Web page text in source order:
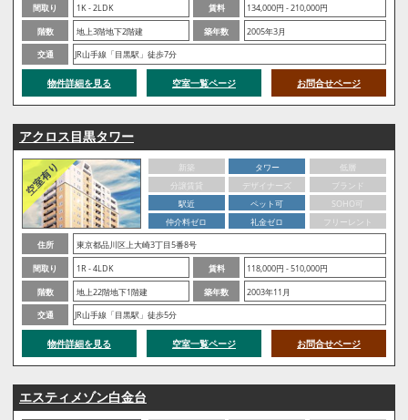
間取り
1K - 2LDK 賃料
134,000円 - 210,000円
階数
地上3階地下2階建 築年数
2005年3月
交通
JR山手線「目黒駅」徒歩7分
物件詳細を見る 空室一覧ページ お問合せページ
アクロス目黒タワー
新築 タワー
低層
分譲賃貸
デザイナーズ
ブランド
駅近
ペット可
SOHO可
仲介料ゼロ
礼金ゼロ
フリーレント
住所
東京都品川区上大崎3丁目5番8号
間取り
1R - 4LDK 賃料
118,000円 - 510,000円
階数
地上22階地下1階建 築年数
2003年11月
交通
JR山手線「目黒駅」徒歩5分
物件詳細を見る 空室一覧ページ お問合せページ
エスティメゾン白金台